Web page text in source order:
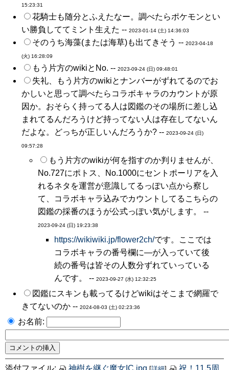
15:23:31
花騎士も随分とふえたなー。調べたらポケモンとい
い勝負しててミント生えた -- 2023-01-14 (土) 14:36:03
そのうち海藻(または海草)も出てきそう -- 2023-04-18
(火) 16:28:09
もう片方のwikiとNo. -- 2023-09-24 (日) 09:48:01
失礼、もう片方のwikiとナンバーがずれてるのでお
かしいと思って調べたらコラボキャラのカウントが原
因か。おそらく持ってる人は図鑑のその場所に差し込
まれてるんだろうけど持ってない人は存在してないん
だよな。どっちが正しいんだろうか? -- 2023-09-24 (日)
09:57:28
もう片方のwikiが何を指すのか判りませんが、
No.727にポトス、No.1000にセントポーリアを入
れるネタを運営が意識してるっぽい点から察し
て、コラボキャラ込みでカウントしてるこちらの
図鑑の採番のほうが公式っぽい気がします。 --
2023-09-24 (日) 19:23:38
https://wikiwiki.jp/flower2ch/です。ここでは
コラボキャラの番号欄に―が入っていて後
続の番号は皆その人数分ずれていっている
んです。 -- 2023-09-27 (水) 12:32:25
図鑑にスキンも載ってるけどwikiはそこまで網羅で
きてないのか -- 2024-08-03 (土) 02:23:36
お名前:
添付ファイル: 神樹を継ぐ魔女IC.jpg
祝！11.5周